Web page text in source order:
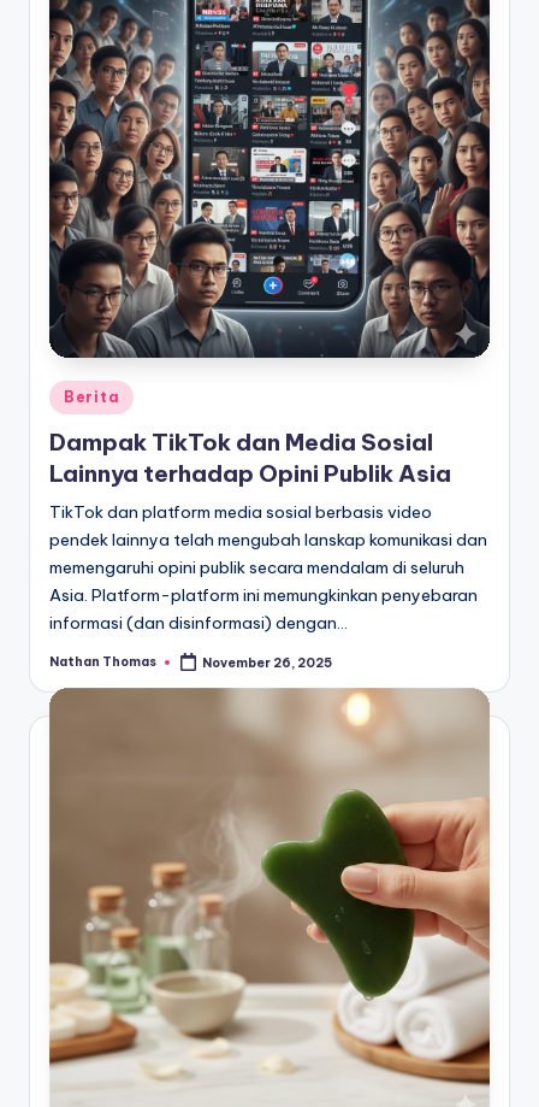
Posted
in
Berita
Dampak TikTok dan Media Sosial
Lainnya terhadap Opini Publik Asia
TikTok dan platform media sosial berbasis video
pendek lainnya telah mengubah lanskap komunikasi dan
memengaruhi opini publik secara mendalam di seluruh
Asia. Platform-platform ini memungkinkan penyebaran
informasi (dan disinformasi) dengan…
Posted
Nathan Thomas November 26, 2025